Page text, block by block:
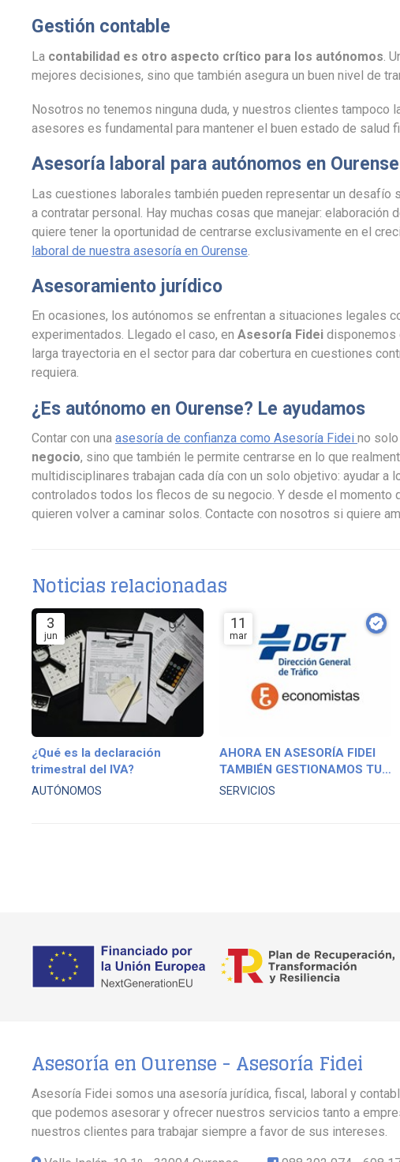
Gestión contable
La contabilidad es otro aspecto crítico para los autónomos.
mejores decisiones, sino que también asegura un buen nivel de
Nosotros no tenemos ninguna duda, y nuestros clientes tampoco
asesores es fundamental para mantener el buen estado de salud
Asesoría laboral para autónomos en Ourense
Las cuestiones laborales también pueden representar un
a contratar personal. Hay muchas cosas que manejar:
quiere tener la oportunidad de centrarse exclusivamente en el
laboral de nuestra asesoría en Ourense
Asesoramiento jurídico
En ocasiones, los autónomos se enfrentan a situaciones legales
experimentados. Llegado el caso, en Asesoría Fidei disponemos
larga trayectoria en el sector para dar cobertura en cuestiones
requiera.
¿Es autónomo en Ourense? Le ayudamos
Contar con una asesoría de confianza como Asesoría Fidei no
negocio, sino que también le permite centrarse en lo que
multidisciplinares trabajan cada día con un solo objetivo: ayudar a
controlados todos los flecos de su negocio. Y desde el momento
quieren volver a caminar solos. Contacte con nosotros si quiere
Noticias relacionadas
3
jun
¿Qué es la declaración
trimestral del IVA?
AUTÓNOMOS
11
mar
AHORA EN ASESORÍA FIDEI
TAMBIÉN GESTIONAMOS TUS
TRÁMITES DE TRÁFICO
SERVICIOS
Asesoría en Ourense - Asesoría Fidei
Asesoría Fidei somos una asesoría jurídica, fiscal, laboral y
que podemos asesorar y ofrecer nuestros servicios tanto a
nuestros clientes para trabajar siempre a favor de sus intereses.